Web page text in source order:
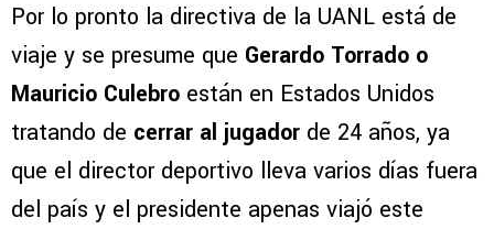
Por lo pronto la directiva de la UANL está de
viaje y se presume que Gerardo Torrado o
Mauricio Culebro están en Estados Unidos
tratando de cerrar al jugador de 24 años, ya
que el director deportivo lleva varios días fuera
del país y el presidente apenas viajó este